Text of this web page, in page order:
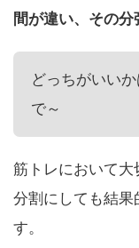
間が違い、その分
どっちがいい
で～
筋トレにおいて大
分割にしても結
す。